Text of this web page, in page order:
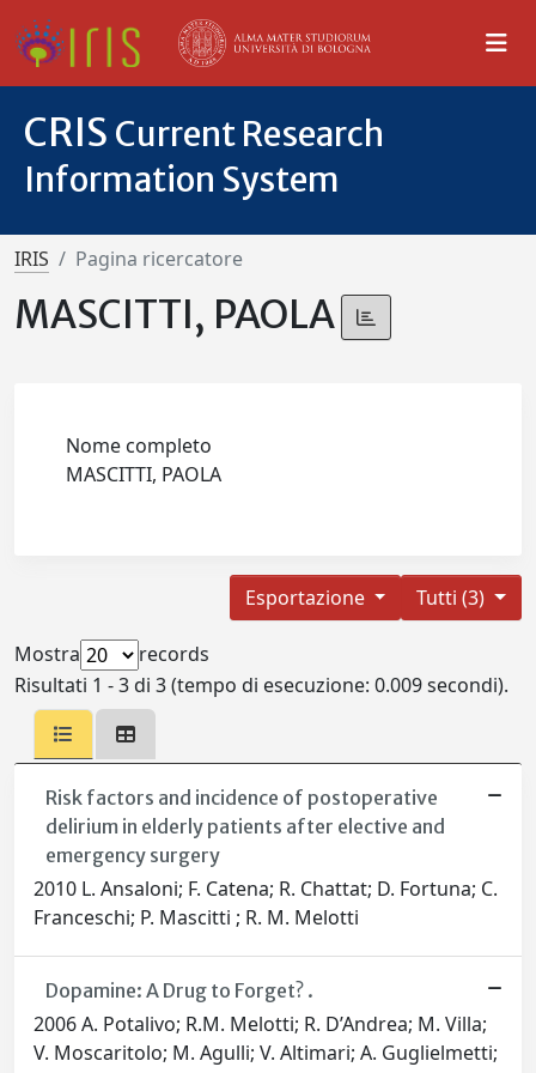
CRIS Current Research
Information System
IRIS Pagina ricercatore
MASCITTI, PAOLA
Nome completo
MASCITTI, PAOLA
Tutti (3)
Esportazione
Mostra
records
Risultati 1 - 3 di 3 (tempo di esecuzione: 0.009 secondi).
Risk factors and incidence of postoperative
delirium in elderly patients after elective and
emergency surgery
2010 L. Ansaloni; F. Catena; R. Chattat; D. Fortuna; C.
Franceschi; P. Mascitti ; R. M. Melotti
Dopamine: A Drug to Forget? .
2006 A. Potalivo; R.M. Melotti; R. D’Andrea; M. Villa;
V. Moscaritolo; M. Agulli; V. Altimari; A. Guglielmetti;